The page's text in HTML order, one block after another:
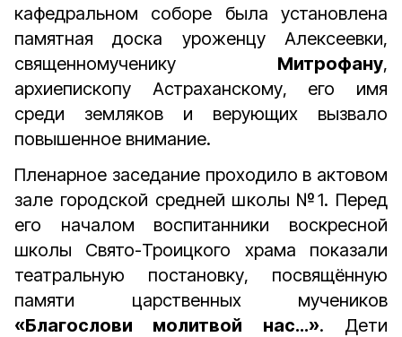
кафедральном соборе была установлена
памятная доска уроженцу Алексеевки,
священномученику Митрофану,
архиепископу Астраханскому, его имя
среди земляков и верующих вызвало
повышенное внимание.
Пленарное заседание проходило в актовом
зале городской средней школы №1. Перед
его началом воспитанники воскресной
школы Свято-Троицкого храма показали
театральную постановку, посвящённую
памяти царственных мучеников
«Благослови молитвой нас…». Дети